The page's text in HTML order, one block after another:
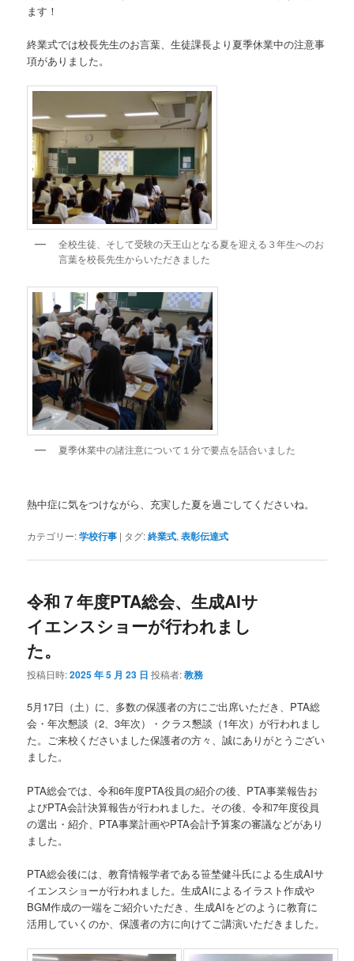
ます！
終業式では校長先生のお言葉、生徒課長より夏季休業中の注意事
項がありました。
全校生徒、そして受験の天王山となる夏を迎える３年生へのお
言葉を校長先生からいただきました
夏季休業中の諸注意について１分で要点を話合いました
熱中症に気をつけながら、充実した夏を過ごしてくださいね。
カテゴリー:学校行事 | タグ:終業式,表彰伝達式
令和７年度PTA総会、生成AIサ
イエンスショーが行われまし
た。
投稿日時:2025 年 5 月 23 日 投稿者:教務
5月17日（土）に、多数の保護者の方にご出席いただき、PTA総
会・年次懇談（2、3年次）・クラス懇談（1年次）が行われまし
た。ご来校くださいました保護者の方々、誠にありがとうござい
ました。
PTA総会では、令和6年度PTA役員の紹介の後、PTA事業報告お
よびPTA会計決算報告が行われました。その後、令和7年度役員
の選出・紹介、PTA事業計画やPTA会計予算案の審議などがあり
ました。
PTA総会後には、教育情報学者である笹埜健斗氏による生成AIサ
イエンスショーが行われました。生成AIによるイラスト作成や
BGM作成の一端をご紹介いただき、生成AIをどのように教育に
活用していくのか、保護者の方に向けてご講演いただきました。